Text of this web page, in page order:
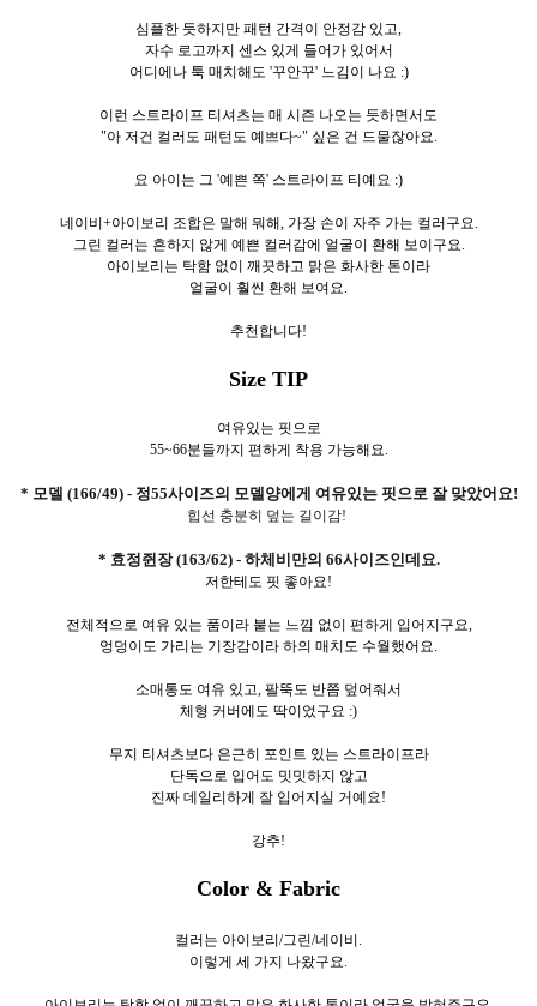
심플한 듯하지만 패턴 간격이 안정감 있고,
자수 로고까지 센스 있게 들어가 있어서
어디에나 툭 매치해도 '꾸안꾸' 느김이 나요 :)
이런 스트라이프 티셔츠는 매 시즌 나오는 듯하면서도
"아 저건 컬러도 패턴도 예쁘다~" 싶은 건 드물잖아요.
요 아이는 그 '예쁜 쪽' 스트라이프 티예요 :)
네이비+아이보리 조합은 말해 뭐해, 가장 손이 자주 가는 컬러구요.
그린 컬러는 흔하지 않게 예쁜 컬러감에 얼굴이 환해 보이구요.
아이보리는 탁함 없이 깨끗하고 맑은 화사한 톤이라
얼굴이 훨씬 환해 보여요.
추천합니다!
Size TIP
여유있는 핏으로
55~66분들까지 편하게 착용 가능해요.
* 모델 (166/49) - 정55사이즈의 모델양에게 여유있는 핏으로 잘 맞았어요!
힙선 충분히 덮는 길이감!
* 효정쥔장 (163/62) - 하체비만의 66사이즈인데요.
저한테도 핏 좋아요!
전체적으로 여유 있는 품이라 붙는 느낌 없이 편하게 입어지구요,
엉덩이도 가리는 기장감이라 하의 매치도 수월했어요.
소매통도 여유 있고, 팔뚝도 반쯤 덮어줘서
체형 커버에도 딱이었구요 :)
무지 티셔츠보다 은근히 포인트 있는 스트라이프라
단독으로 입어도 밋밋하지 않고
진짜 데일리하게 잘 입어지실 거예요!
강추!
Color & Fabric
컬러는 아이보리/그린/네이비.
이렇게 세 가지 나왔구요.